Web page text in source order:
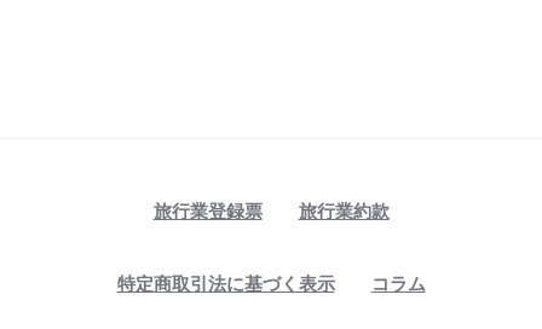
旅行業登録票 旅行業約款
特定商取引法に基づく表示 コラム